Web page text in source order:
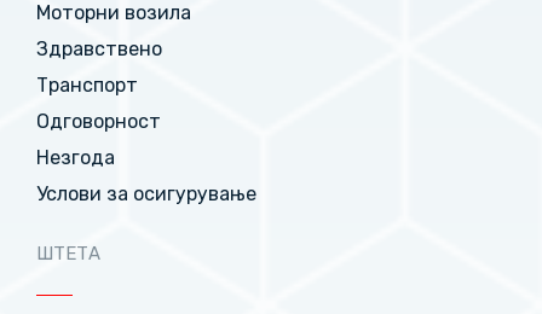
Моторни возила
Здравствено
Транспорт
Одговорност
Незгода
Услови за осигурување
ШТЕТА